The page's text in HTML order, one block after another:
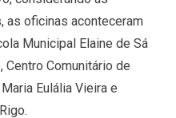
as oficinas aconteceram
Municipal Elaine de Sá
Centro Comunitário de
Eulália Vieira e